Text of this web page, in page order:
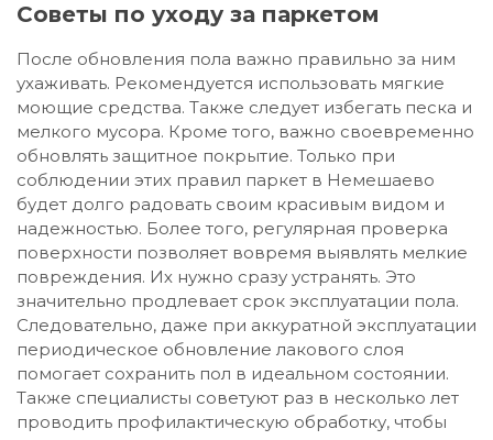
Советы по уходу за паркетом
После обновления пола важно правильно за ним
ухаживать. Рекомендуется использовать мягкие
моющие средства. Также следует избегать песка и
мелкого мусора. Кроме того, важно своевременно
обновлять защитное покрытие. Только при
соблюдении этих правил паркет в Немешаево
будет долго радовать своим красивым видом и
надежностью. Более того, регулярная проверка
поверхности позволяет вовремя выявлять мелкие
повреждения. Их нужно сразу устранять. Это
значительно продлевает срок эксплуатации пола.
Следовательно, даже при аккуратной эксплуатации
периодическое обновление лакового слоя
помогает сохранить пол в идеальном состоянии.
Также специалисты советуют раз в несколько лет
проводить профилактическую обработку, чтобы